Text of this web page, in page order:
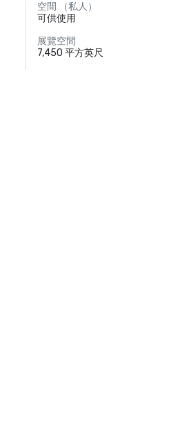
空間 （私人）
可供使用
展覽空間
7,450 平方英尺